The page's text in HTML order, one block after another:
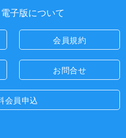
子版について
会員規約
お問合せ
会員申込